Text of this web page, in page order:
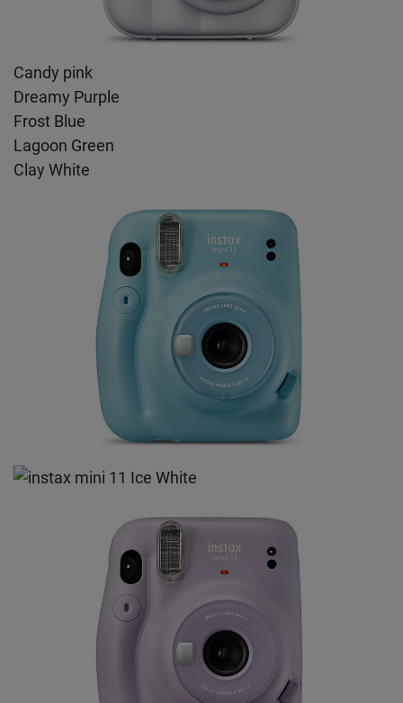
Candy pink
Dreamy Purple
Frost Blue
Lagoon Green
Clay White